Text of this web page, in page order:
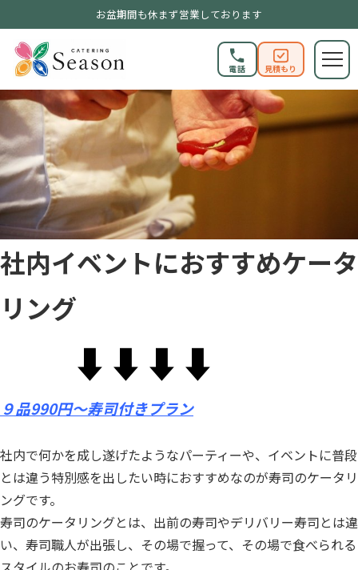
お盆期間も休まず営業しております
電話 見積もり
社内イベントにおすすめケータ
リング
⬇︎⬇︎⬇︎⬇︎
９品990円〜寿司付きプラン
社内で何かを成し遂げたようなパーティーや、イベントに普段
とは違う特別感を出したい時におすすめなのが寿司のケータリ
ングです。
寿司のケータリングとは、出前の寿司やデリバリー寿司とは違
い、寿司職人が出張し、その場で握って、その場で食べられる